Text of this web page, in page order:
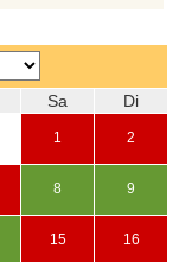
Sa Di
1 2
8 9
15 16